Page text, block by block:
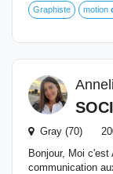
Graphiste motion
Gray (70)
Bonjour, Moi
communication